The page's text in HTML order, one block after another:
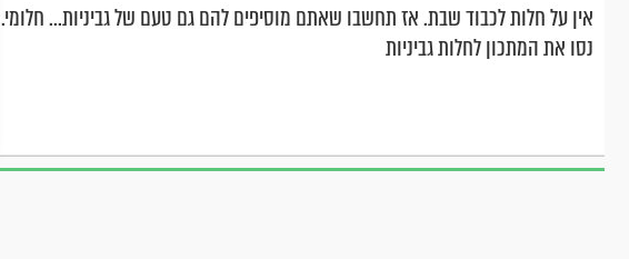
אין על חלות לכבוד שבת. אז תחשבו שאתם מוסיפים להם גם טעם של גביניות... חלומי.
נסו את המתכון לחלות גביניות